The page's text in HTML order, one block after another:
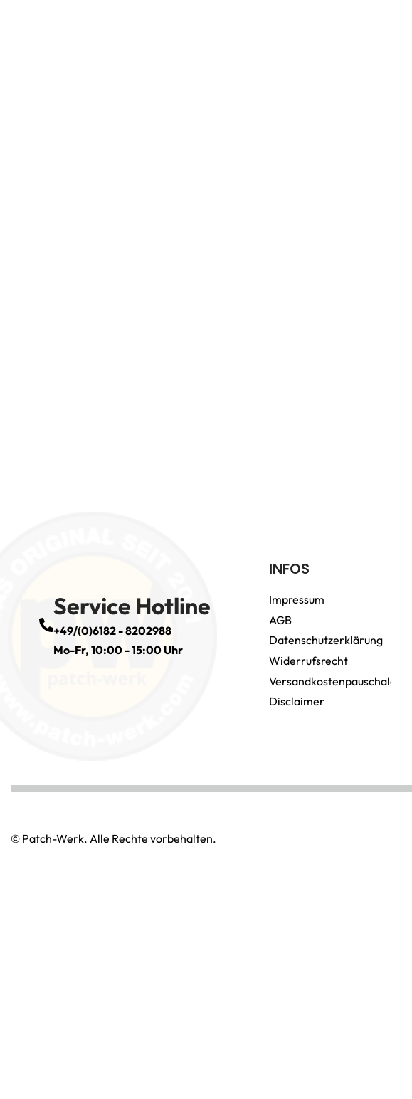
Service Hotline
+49/(0)6182 - 8202988
Mo-Fr, 10:00 - 15:00 Uhr
INFOS
Impressum
AGB
Datenschutzerklärung
Widerrufsrecht
Versandkostenpauschale
Disclaimer
© Patch-Werk. Alle Rechte vorbehalten.